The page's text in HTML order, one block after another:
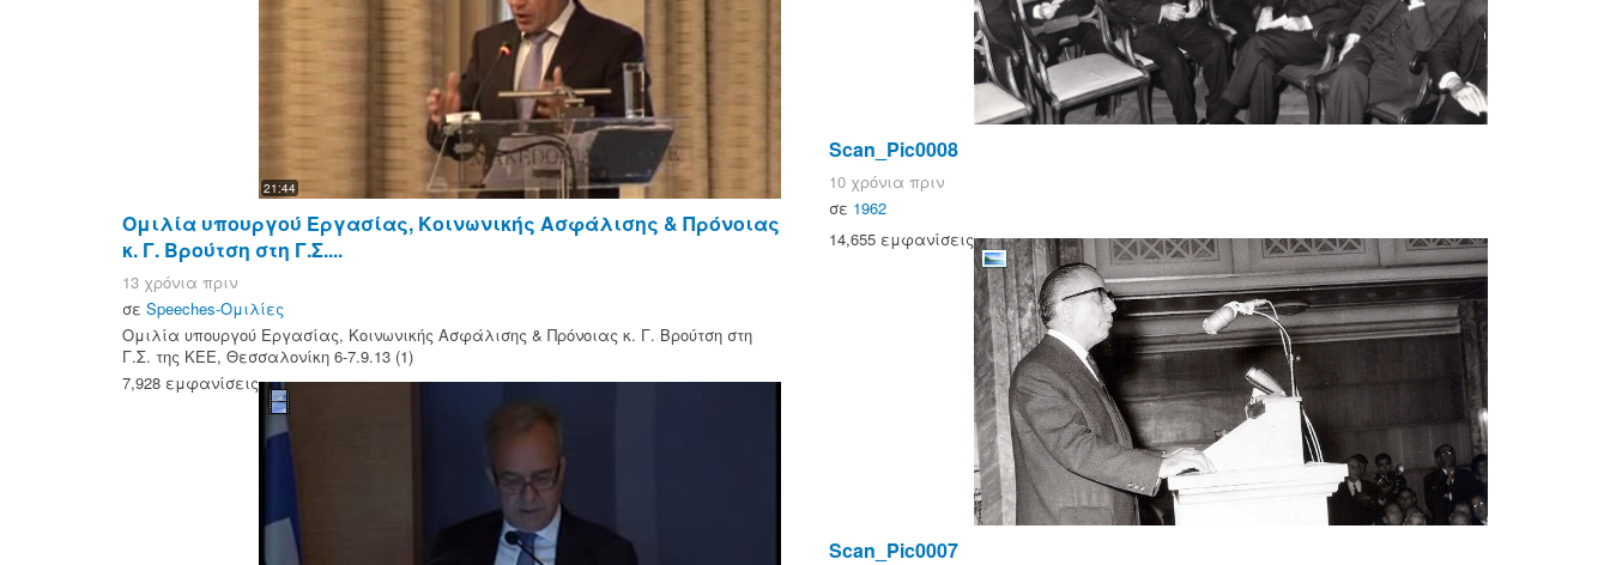
21:44
Ομιλία υπουργού Εργασίας, Κοινωνικής Ασφάλισης & Πρόνοιας
κ. Γ. Βρούτση στη Γ.Σ....
13 χρόνια πριν
σε Speeches-Ομιλίες
Ομιλία υπουργού Εργασίας, Κοινωνικής Ασφάλισης & Πρόνοιας κ. Γ. Βρούτση στη
Γ.Σ. της ΚΕΕ, Θεσσαλονίκη 6-7.9.13 (1)
7,928 εμφανίσεις
Scan_Pic0008
10 χρόνια πριν
σε 1962
14,655 εμφανίσεις
Scan_Pic0007